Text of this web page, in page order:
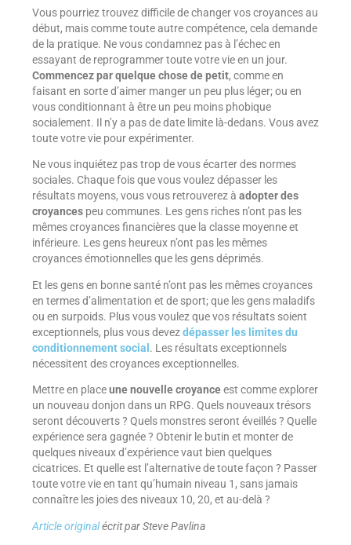
Vous pourriez trouvez difficile de changer vos croyances au
début, mais comme toute autre compétence, cela demande
de la pratique. Ne vous condamnez pas à l’échec en
essayant de reprogrammer toute votre vie en un jour.
Commencez par quelque chose de petit, comme en
faisant en sorte d’aimer manger un peu plus léger; ou en
vous conditionnant à être un peu moins phobique
socialement. Il n’y a pas de date limite là-dedans. Vous avez
toute votre vie pour expérimenter.
Ne vous inquiétez pas trop de vous écarter des normes
sociales. Chaque fois que vous voulez dépasser les
résultats moyens, vous vous retrouverez à adopter des
croyancespeu communes. Les gens riches n’ont pas les
mêmes croyances financières que la classe moyenne et
inférieure. Les gens heureux n’ont pas les mêmes
croyances émotionnelles que les gens déprimés.
Et les gens en bonne santé n’ont pas les mêmes croyances
en termes d’alimentation et de sport; que les gens maladifs
ou en surpoids. Plus vous voulez que vos résultats soient
exceptionnels, plus vous devezdépasser les limites du
conditionnement social . Les résultats exceptionnels
nécessitent des croyances exceptionnelles.
Mettre en placeune nouvelle croyanceest comme explorer
un nouveau donjon dans un RPG. Quels nouveaux trésors
seront découverts ? Quels monstres seront éveillés ? Quelle
expérience sera gagnée ? Obtenir le butin et monter de
quelques niveaux d’expérience vaut bien quelques
cicatrices. Et quelle est l’alternative de toute façon ? Passer
toute votre vie en tant qu’humain niveau 1, sans jamais
connaître les joies des niveaux 10, 20, et au-delà ?
Article originalécrit par Steve Pavlina